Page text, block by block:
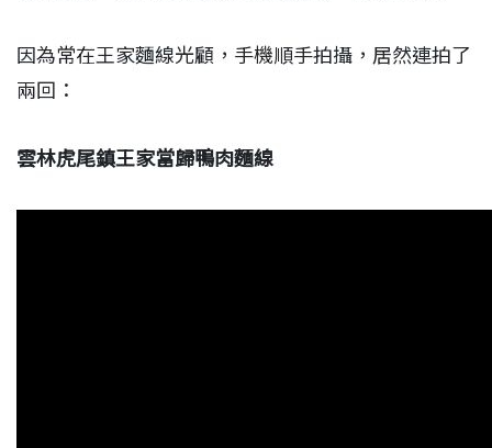
因為常在王家麵線光顧，手機順手拍攝，居然連拍了
兩回：
雲林虎尾鎮王家當歸鴨肉麵線